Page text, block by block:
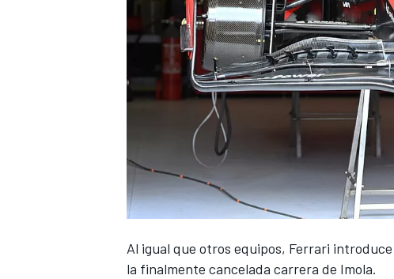
Al igual que otros equipos, Ferrari
la finalmente cancelada carrera de Imola.